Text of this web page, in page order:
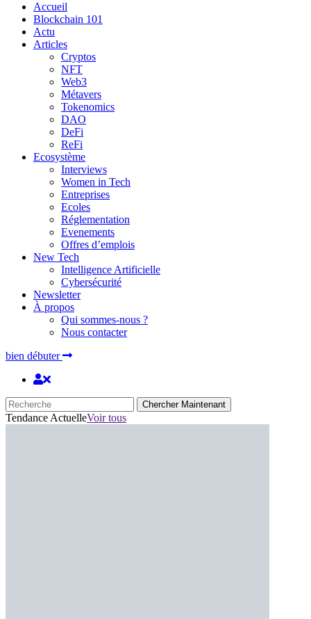
Accueil
Blockchain 101
Actu
Articles
Cryptos
NFT
Web3
Métavers
Tokenomics
DAO
DeFi
ReFi
Ecosystème
Interviews
Women in Tech
Entreprises
Ecoles
Réglementation
Evenements
Offres d’emplois
New Tech
Intelligence Artificielle
Cybersécurité
Newsletter
À propos
Qui sommes-nous ?
Nous contacter
bien débuter
Chercher Maintenant
Tendance ActuelleVoir tous